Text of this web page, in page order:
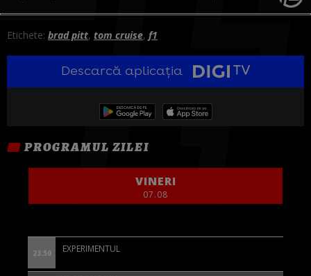
Etichete: brad pitt, tom cruise, f1
Descarcă aplicația
PROGRAMUL ZILEI
VINERI
07.08
23:50 EXPERIMENTUL